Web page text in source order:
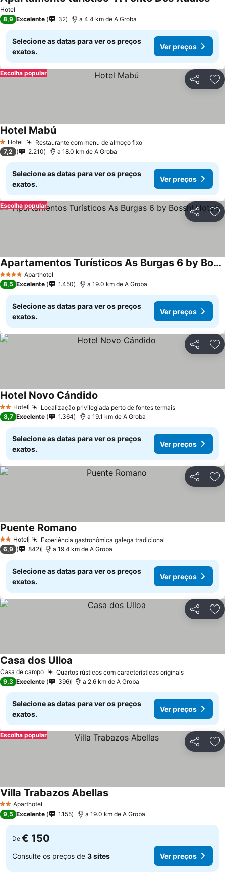
Hotel
8,9 Excelente 32 a 4.4 km de A Groba
Selecione as datas para ver os preços
exatos.
Ver preços
Partilhar
Escolha popular
1 Estrelas
Hotel Restaurante com menu de almoço fixo
Hotel Mabú
7,2 2.210 a 18.0 km de A Groba
Selecione as datas para ver os preços
exatos.
Ver preços
Partilhar
Escolha popular
4 EstrelasAparthotel
Apartamentos Turísticos As Burgas 6 by Bossh! Hotels
8,5 Excelente 1.450 a 19.0 km de A Groba
Selecione as datas para ver os preços
exatos.
Ver preços
Partilhar
2 Estrelas
Hotel Localização privilegiada perto de fontes termais
Hotel Novo Cándido
8,7 Excelente 1.364 a 19.1 km de A Groba
Selecione as datas para ver os preços
exatos.
Ver preços
Partilhar
2 Estrelas
Hotel Experiência gastronômica galega tradicional
Puente Romano
6,9 842 a 19.4 km de A Groba
Selecione as datas para ver os preços
exatos.
Ver preços
Partilhar
Casa de campo Quartos rústicos com características originais
Casa dos Ulloa
9,3 Excelente 396 a 2.6 km de A Groba
Selecione as datas para ver os preços
exatos.
Ver preços
Partilhar
Escolha popular
2 EstrelasAparthotel
Villa Trabazos Abellas
9,5 Excelente 1.155 a 19.0 km de A Groba
De € 150
Consulte os preços de 3 sites Ver preços